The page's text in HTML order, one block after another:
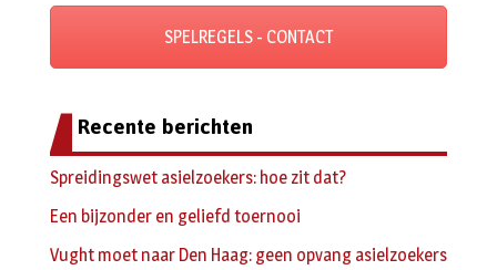
SPELREGELS - CONTACT
Recente berichten
Spreidingswet asielzoekers: hoe zit dat?
Een bijzonder en geliefd toernooi
Vught moet naar Den Haag: geen opvang asielzoekers